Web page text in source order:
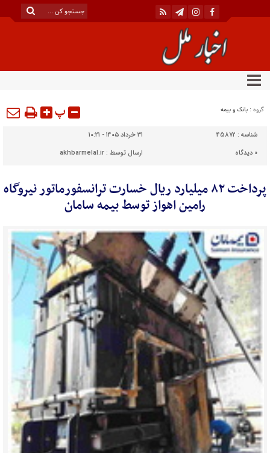
گروه : بانک و بیمه پ
شناسه : 45872
۳۱ خرداد ۱۴۰۵ - ۱۰:۲۱
0 دیدگاه ارسال توسط :akhbarmelal.ir
پرداخت ۸۲ میلیارد ریال خسارت ترانسفورماتور نیروگاه
رامین اهواز توسط بیمه سامان